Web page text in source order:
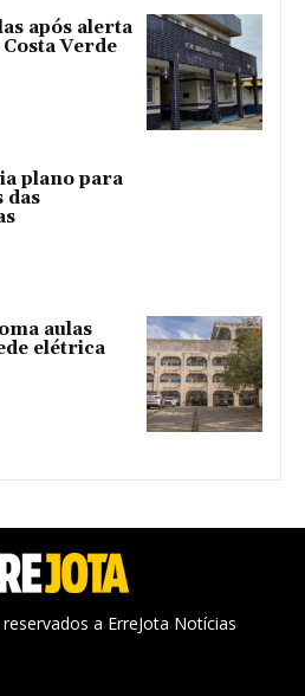
após alerta
Verde
plano para
das
aulas
elétrica
a ErreJota Notícias